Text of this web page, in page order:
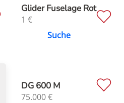
Glider Fuselage Rot
1 €
Suche
DG 600 M
75.000€